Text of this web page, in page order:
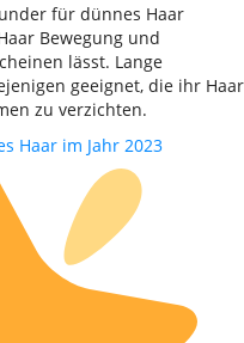
für dünnes Haar
Bewegung und
lässt. Lange
geeignet, die ihr Haar
zu verzichten.
Haar im Jahr 2023